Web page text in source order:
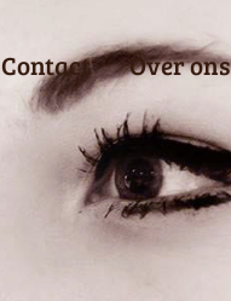
Contact Over ons